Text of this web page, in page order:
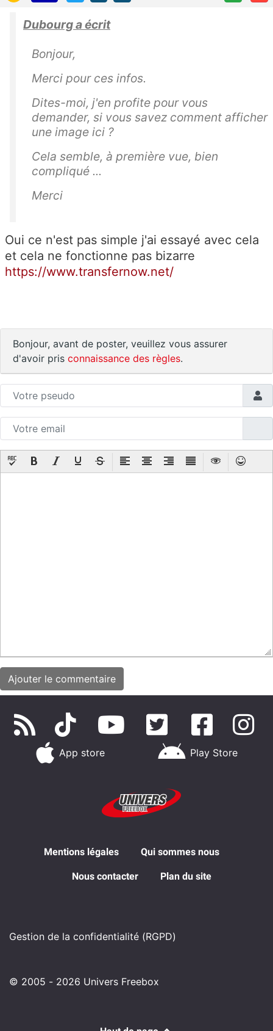
Dubourg a écrit
Bonjour,
Merci pour ces infos.
Dites-moi, j'en profite pour vous
demander, si vous savez comment afficher
une image ici ?
Cela semble, à première vue, bien
compliqué ...
Merci
Oui ce n'est pas simple j'ai essayé avec cela
et cela ne fonctionne pas bizarre
https://www.transfernow.net/
Bonjour, avant de poster, veuillez vous assurer
d'avoir pris connaissance des règles.
App store Play Store
Mentions légales Qui sommes nous
Nous contacter Plan du site
Gestion de la confidentialité (RGPD)
© 2005 - 2026 Univers Freebox